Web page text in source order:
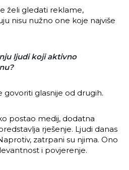
želi gledati reklame,
nisu nužno one koje najviše
ljudi koji aktivno
glasnije od drugih.
postao medij, dodatna
rješenje. Ljudi danas
zatrpani su njima. Ono
i povjerenje.